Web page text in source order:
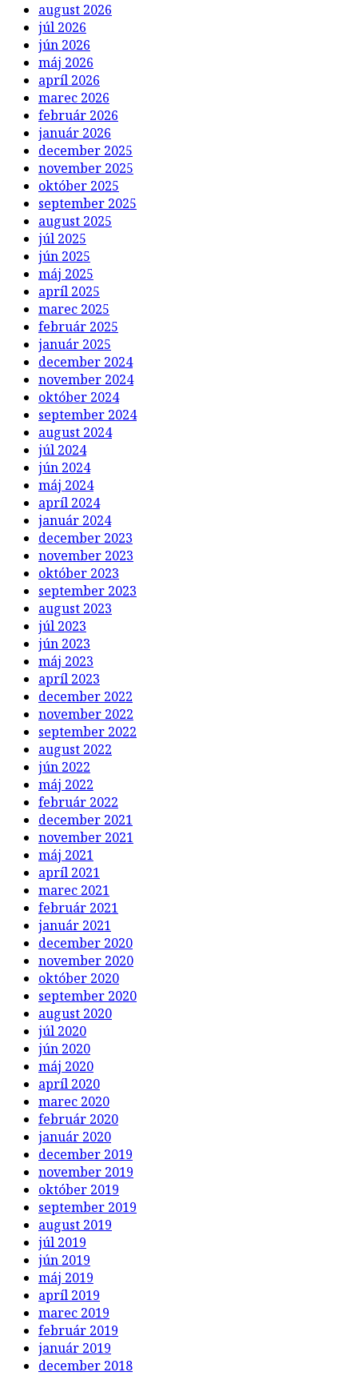
august 2026
júl 2026
jún 2026
máj 2026
apríl 2026
marec 2026
február 2026
január 2026
december 2025
november 2025
október 2025
september 2025
august 2025
júl 2025
jún 2025
máj 2025
apríl 2025
marec 2025
február 2025
január 2025
december 2024
november 2024
október 2024
september 2024
august 2024
júl 2024
jún 2024
máj 2024
apríl 2024
január 2024
december 2023
november 2023
október 2023
september 2023
august 2023
júl 2023
jún 2023
máj 2023
apríl 2023
december 2022
november 2022
september 2022
august 2022
jún 2022
máj 2022
február 2022
december 2021
november 2021
máj 2021
apríl 2021
marec 2021
február 2021
január 2021
december 2020
november 2020
október 2020
september 2020
august 2020
júl 2020
jún 2020
máj 2020
apríl 2020
marec 2020
február 2020
január 2020
december 2019
november 2019
október 2019
september 2019
august 2019
júl 2019
jún 2019
máj 2019
apríl 2019
marec 2019
február 2019
január 2019
december 2018